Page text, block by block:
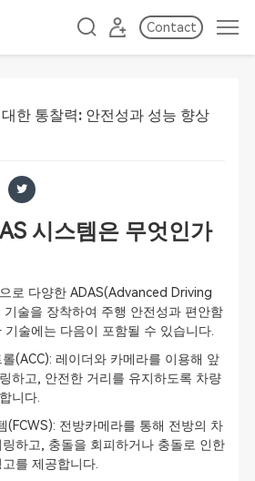
Contact
한 통찰력: 안전성과 성능 향상
시스템은 무엇인가
로 다양한 ADAS(Advanced Driving
술을 장착하여 주행 안전성과 편안함
술에는 다음이 포함될 수 있습니다.
(ACC): 레이더와 카메라를 이용해 앞
하고, 안전한 거리를 유지하도록 차량
니다.
전방카메라를 통해 전방의 차
하고, 충돌을 회피하거나 충돌로 인한
를 제공합니다.